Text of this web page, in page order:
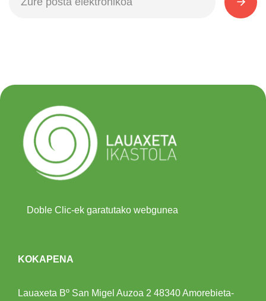
Doble Clic-ek garatutako webgunea
KOKAPENA
Lauaxeta Bº San Migel Auzoa 2 48340 Amorebieta-